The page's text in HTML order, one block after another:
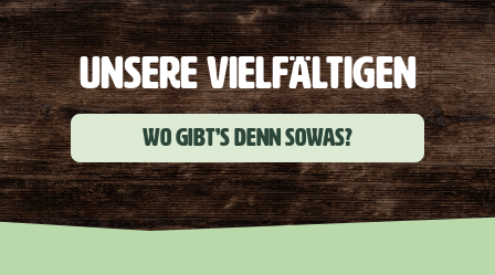
UNSERE VIELFÄLTIGEN
Wo gibt’s denn sowas?